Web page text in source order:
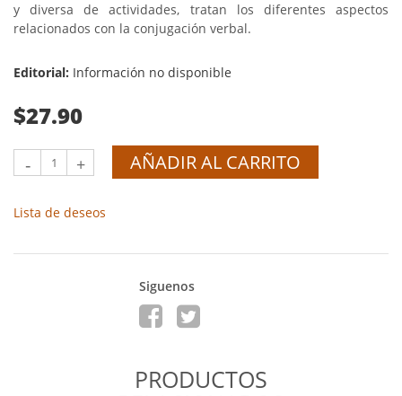
y diversa de actividades, tratan los diferentes aspectos
relacionados con la conjugación verbal.
Editorial: Información no disponible
$27.90
- + AÑADIR AL CARRITO
Lista de deseos
Siguenos
PRODUCTOS